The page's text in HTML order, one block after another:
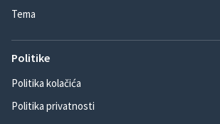
Tema
Politike
Politika kolačića
Politika privatnosti